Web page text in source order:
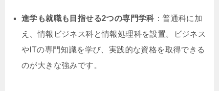
進学も就職も目指せる2つの専門学科：普通科に加
え、情報ビジネス科と情報処理科を設置。ビジネス
やITの専門知識を学び、実践的な資格を取得できる
のが大きな強みです。